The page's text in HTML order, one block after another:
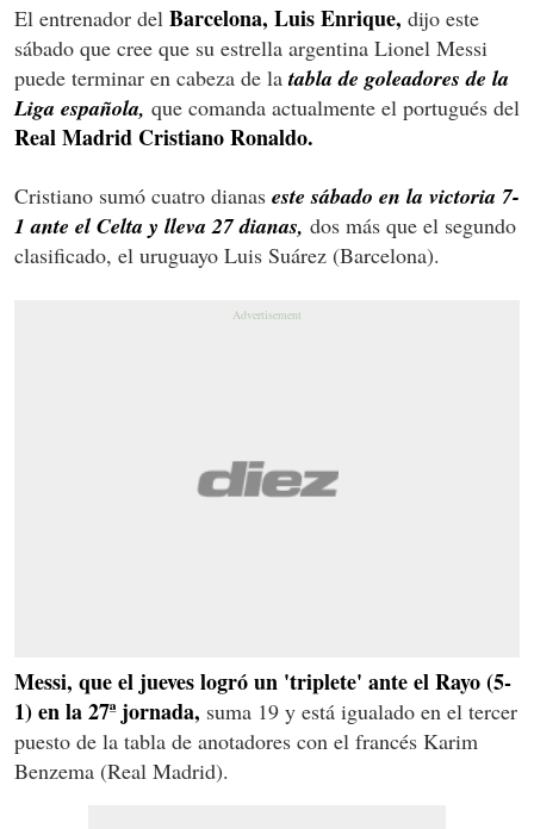
El entrenador del Barcelona, Luis Enrique, dijo este
sábado que cree que su estrella argentina Lionel Messi
puede terminar en cabeza de latabla de goleadores de la
Liga española, que comanda actualmente el portugués del
Real Madrid Cristiano Ronaldo.
Cristiano sumó cuatro dianas este sábado en la victoria 7-
1 ante el Celta y lleva 27 dianas, dos más que el segundo
clasificado, el uruguayo Luis Suárez (Barcelona).
Messi, que el jueves logró un 'triplete' ante el Rayo (5-
1) en la 27ª jornada, suma 19 y está igualado en el tercer
puesto de la tabla de anotadores con el francés Karim
Benzema (Real Madrid).